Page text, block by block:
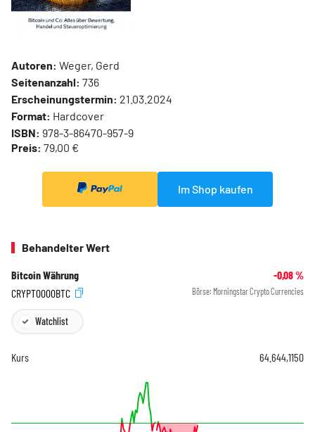
Autoren: Weger, Gerd
Seitenanzahl: 736
Erscheinungstermin: 21.03.2024
Format: Hardcover
ISBN: 978-3-86470-957-9
Preis: 79,00 €
Im Shop kaufen
Behandelter Wert
Bitcoin Währung -0,08%
CRYPT0000BTC
Börse: Morningstar Crypto Currencies
Watchlist
Kurs 64.644,1150